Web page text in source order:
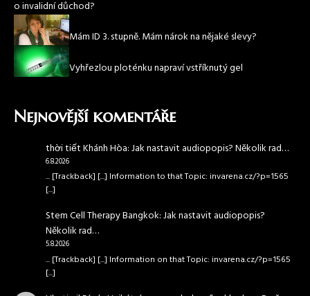
o invalidní důchod?
Mám ID 3. stupně. Mám nárok na nějaké slevy?
Vyhřezlou ploténku napraví vstříknutý gel
Nejnovější komentáře
thời tiết Khánh Hòa:Jak nastavit audiopopis? Několik rad…
6.8.2026
... [Trackback] [...] Information to that Topic: invarena.cz/?p=1565
[...]
Stem Cell Therapy Bangkok:Jak nastavit audiopopis?
Několik rad…
5.8.2026
... [Trackback] [...] Information on that Topic: invarena.cz/?p=1565
[...]